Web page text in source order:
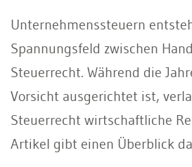
Unternehmenssteuern
Spannungsfeld zwischen
Steuerrecht. Während die
Vorsicht ausgerichtet ist,
Steuerrecht wirtschaftliche
Artikel gibt einen Überblick